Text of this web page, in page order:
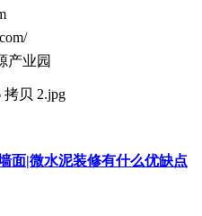
产业园
面|微水泥装修有什么优缺点